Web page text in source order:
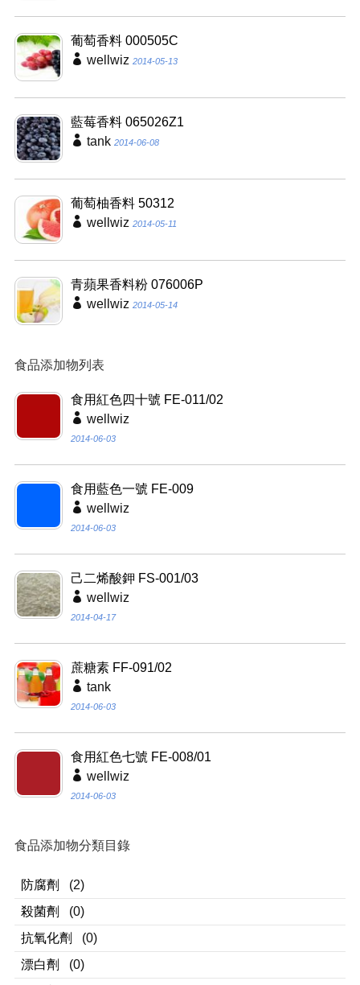
葡萄香料 000505C
wellwiz 2014-05-13
藍莓香料 065026Z1
tank 2014-06-08
葡萄柚香料 50312
wellwiz 2014-05-11
青蘋果香料粉 076006P
wellwiz 2014-05-14
食品添加物列表
食用紅色四十號 FE-011/02
wellwiz
2014-06-03
食用藍色一號 FE-009
wellwiz
2014-06-03
己二烯酸鉀 FS-001/03
wellwiz
2014-04-17
蔗糖素 FF-091/02
tank
2014-06-03
食用紅色七號 FE-008/01
wellwiz
2014-06-03
食品添加物分類目錄
防腐劑
(2)
殺菌劑
(0)
抗氧化劑
(0)
漂白劑
(0)